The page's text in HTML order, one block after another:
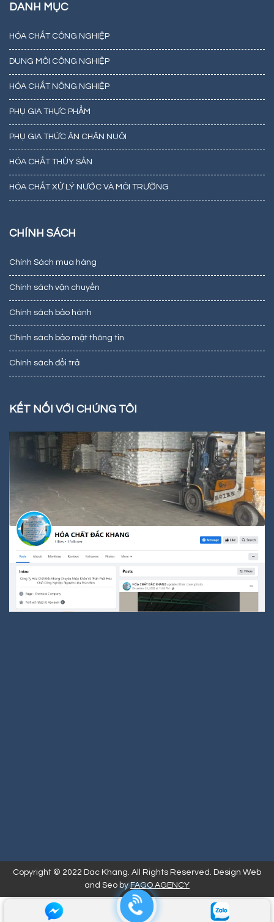
DANH MỤC
HÓA CHẤT CÔNG NGHIỆP
DUNG MÔI CÔNG NGHIỆP
HÓA CHẤT NÔNG NGHIỆP
PHỤ GIA THỰC PHẨM
PHỤ GIA THỨC ĂN CHĂN NUÔI
HÓA CHẤT THỦY SẢN
HÓA CHẤT XỬ LÝ NƯỚC VÀ MÔI TRƯỜNG
CHÍNH SÁCH
Chính Sách mua hàng
Chính sách vận chuyển
Chính sách bảo hành
Chính sách bảo mật thông tin
Chính sách đổi trả
KẾT NỐI VỚI CHÚNG TÔI
Copyright © 2022 Dac Khang. All Rights Reserved. Design Web
and Seo byFAGO AGENCY